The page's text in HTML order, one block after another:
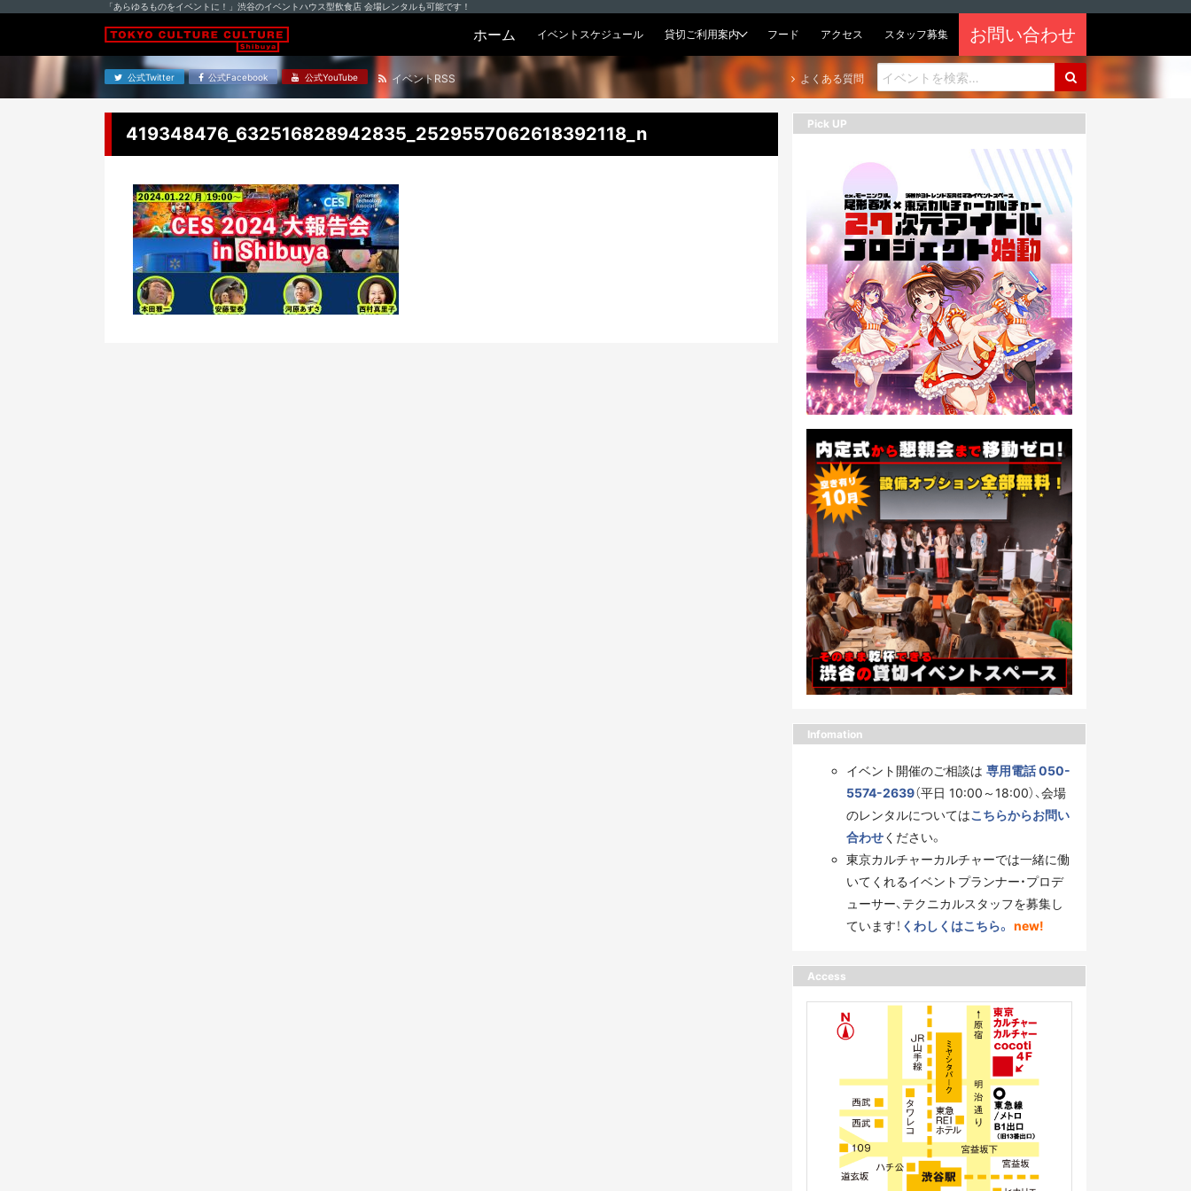
「あらゆるものをイベントに！」渋谷のイベントハウス型飲食店 会場レンタルも可能です！
ホーム イベントスケジュール 貸切ご利用案内 フード アクセス スタッフ募集 お問い合わせ
公式Twitter 公式Facebook 公式YouTube イベントRSS よくある質問
419348476_632516828942835_2529557062618392118_n Pick UP
Infomation
イベント開催のご相談は 専用電話 050-
5574-2639（平日 10:00～18:00）、会場
のレンタルについてはこちらからお問い
合わせください。
東京カルチャーカルチャーでは一緒に働
いてくれるイベントプランナー・プロデ
ューサー、テクニカルスタッフを募集し
ています！ くわしくはこちら。 new!
Access